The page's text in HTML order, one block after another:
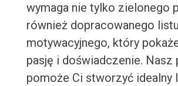
wymaga nie tylko zielonego
również dopracowanego listu
motywacyjnego, który
pasję i doświadczenie. Nasz
pomoże Ci stworzyć idealny